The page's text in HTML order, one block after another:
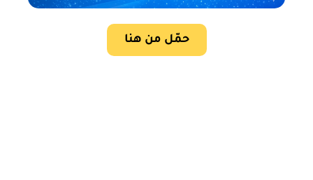
حمّل من هنا